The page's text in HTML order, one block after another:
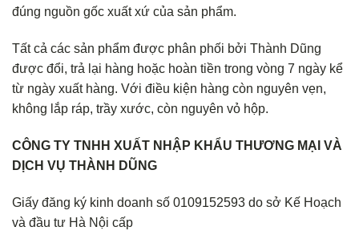
đúng nguồn gốc xuất xứ của sản phẩm.
Tất cả các sản phẩm được phân phối bởi Thành Dũng
được đổi, trả lại hàng hoặc hoàn tiền trong vòng 7 ngày kể
từ ngày xuất hàng. Với điều kiện hàng còn nguyên vẹn,
không lắp ráp, trầy xước, còn nguyên vỏ hộp.
CÔNG TY TNHH XUẤT NHẬP KHẨU THƯƠNG MẠI VÀ
DỊCH VỤ THÀNH DŨNG
Giấy đăng ký kinh doanh số 0109152593 do sở Kế Hoạch
và đầu tư Hà Nội cấp